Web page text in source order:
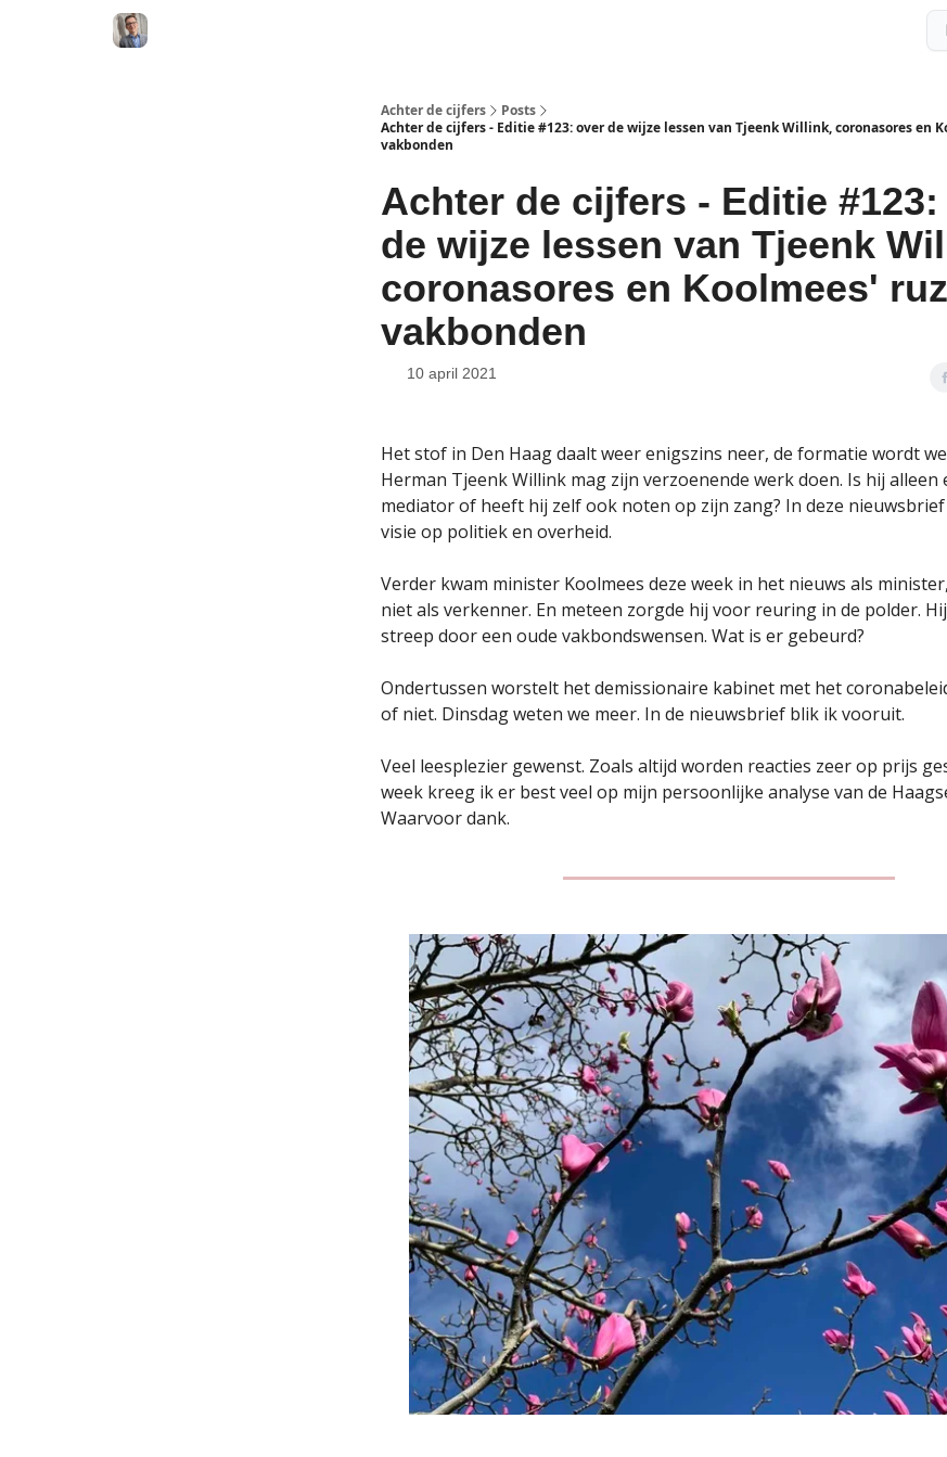
Achter de cijfers
Posts
Achter de cijfers - Editie #123: over de wijze lessen van Tjeenk Willink, coronasores en
vakbonden
Achter de cijfers - Editie
de wijze lessen van Tjeenk
coronasores en Koolmees'
vakbonden
10 april 2021
Het stof in Den Haag daalt weer enigszins neer, de formatie wordt
Herman Tjeenk Willink mag zijn verzoenende werk doen. Is hij
mediator of heeft hij zelf ook noten op zijn zang? In deze
visie op politiek en overheid.
Verder kwam minister Koolmees deze week in het nieuws als
niet als verkenner. En meteen zorgde hij voor reuring in de polder.
streep door een oude vakbondswensen. Wat is er gebeurd?
Ondertussen worstelt het demissionaire kabinet met het
of niet. Dinsdag weten we meer. In de nieuwsbrief blik ik vooruit.
Veel leesplezier gewenst. Zoals altijd worden reacties zeer op prijs
week kreeg ik er best veel op mijn persoonlijke analyse van de
Waarvoor dank.